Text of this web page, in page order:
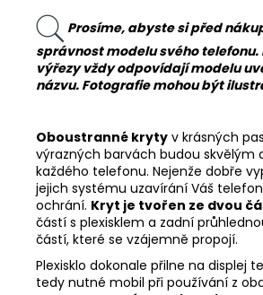
Prosíme, abyste si před
správnost modelu svého telefonu.
výřezy vždy odpovídají modelu
názvu. Fotografie mohou být
Oboustranné kryty v krásných
výrazných barvách budou skvělým
každého telefonu. Nejenže dobře
jejich systému uzavírání Váš
ochrání. Kryt je tvořen ze dvou
částí s plexisklem a zadní
částí, které se vzájemně propojí.
Plexisklo dokonale přilne na displej
tedy nutné mobil při používání z